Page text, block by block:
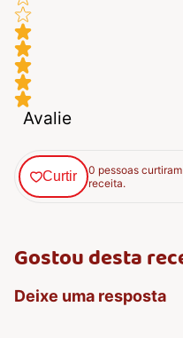
Avalie
Curtir
0 pessoas
receita.
Gostou desta
Deixe uma resposta